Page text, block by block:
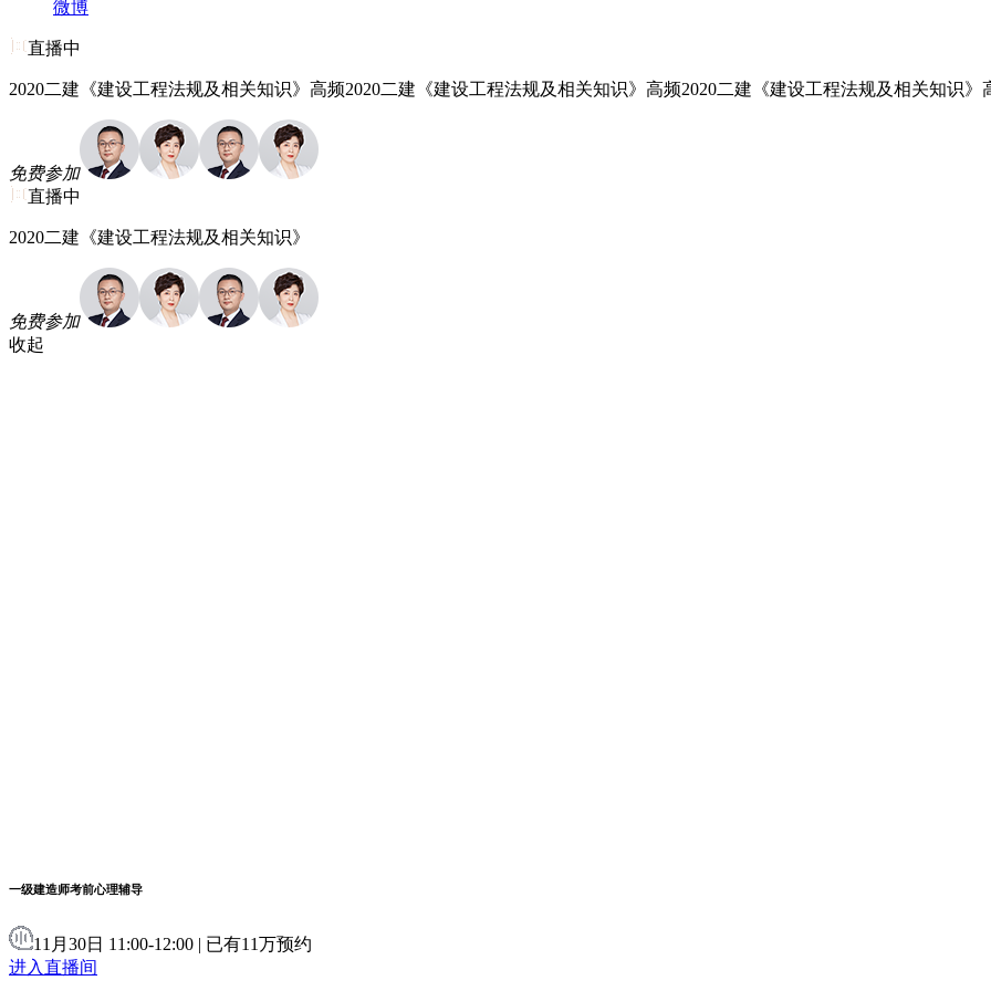
微博
直播中
2020二建《建设工程法规及相关知识》高频2020二建《建设工程法规及相关知识》高频2020二建《建设工程法规及相关知识》
免费参加
直播中
2020二建《建设工程法规及相关知识》
免费参加
收起
一级建造师考前心理辅导
11月30日 11:00-12:00 | 已有11万预约
进入直播间